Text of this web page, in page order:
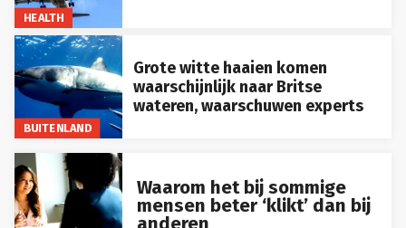
HEALTH
BUITENLAND
Grote witte haaien komen
waarschijnlijk naar Britse
wateren, waarschuwen experts
Waarom het bij sommige
mensen beter ‘klikt’ dan bij
anderen